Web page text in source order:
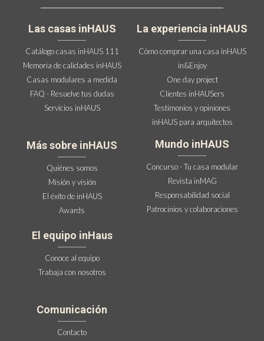
Las casas inHAUS
Catálogo casas inHAUS 111
Memoria de calidades inHAUS
Casas modulares a medida
FAQ - Resuelve tus dudas
Servicios inHAUS
Más sobre inHAUS
Quiénes somos
Misión y visión
El éxito de inHAUS
Awards
La experiencia inHAUS
Cómo comprar una casa inHAUS
in&Enjoy
One day project
Clientes inHAUSers
Testimonios y opiniones
inHAUS para arquitectos
Mundo inHAUS
Concurso - Tu casa modular
Revista inMAG
Responsabilidad social
Patrocinios y colaboraciones
El equipo inHaus
Conoce al equipo
Trabaja con nosotros
Comunicación
Contacto